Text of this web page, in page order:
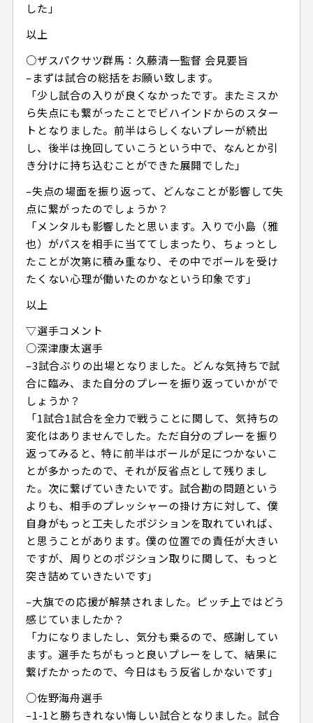
した」
以上
○ザスパクサツ群馬：久藤清一監督 会見要旨
–まずは試合の総括をお願い致します。
「少し試合の入りが良くなかったです。またミスか
ら失点にも繋がったことでビハインドからのスター
トとなりました。前半はらしくないプレーが続出
し、後半は挽回していこうという中で、なんとか引
き分けに持ち込むことができた展開でした」
–失点の場面を振り返って、どんなことが影響して失
点に繋がったのでしょうか？
「メンタルも影響したと思います。入りで小島（雅
也）がパスを相手に当ててしまったり、ちょっとし
たことが次第に積み重なり、その中でボールを受け
たくない心理が働いたのかなという印象です」
以上
▽選手コメント
○深津康太選手
–3試合ぶりの出場となりました。どんな気持ちで試
合に臨み、また自分のプレーを振り返っていかがで
しょうか？
「1試合1試合を全力で戦うことに関して、気持ちの
変化はありませんでした。ただ自分のプレーを振り
返ってみると、特に前半はボールが足につかないこ
とが多かったので、それが反省点として残りまし
た。次に繋げていきたいです。試合勘の問題という
よりも、相手のプレッシャーの掛け方に対して、僕
自身がもっと工夫したポジションを取れていれば、
と思うことがあります。僕の位置での責任が大きい
ですが、周りとのポジション取りに関して、もっと
突き詰めていきたいです」
–大旗での応援が解禁されました。ピッチ上ではどう
感じていましたか？
「力になりましたし、気分も乗るので、感謝してい
ます。選手たちがもっと良いプレーをして、結果に
繋げたかったので、今日はもう反省しかないです」
○佐野海舟選手
–1-1と勝ちきれない悔しい試合となりました。試合